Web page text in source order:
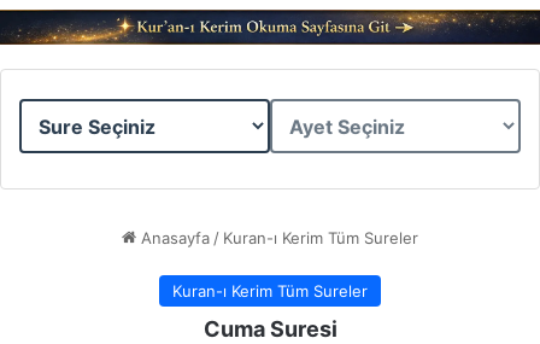
Sure
Ayet
Anasayfa / Kuran-ı Kerim Tüm Sureler
Kuran-ı Kerim Tüm Sureler
Cuma Suresi